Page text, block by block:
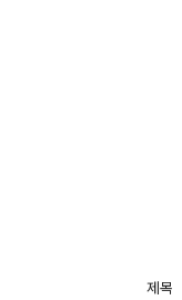
제목